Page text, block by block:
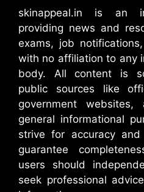
skinappeal.in is an
providing news and
exams, job
with no affiliation to any
body. All content is
public sources like
government
general informational
strive for accuracy
guarantee
users should
seek professional